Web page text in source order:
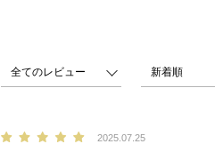
2025.07.25